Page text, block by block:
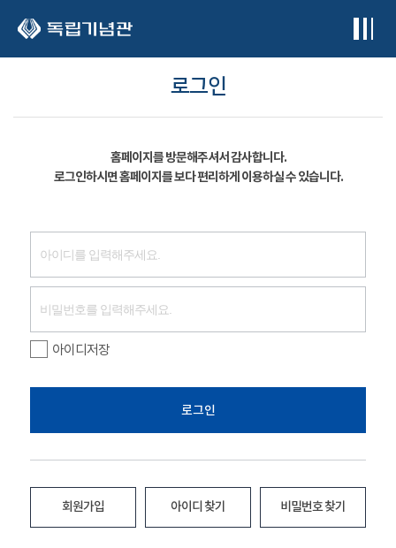
로그인
홈페이지를 방문해주셔서 감사합니다.
로그인하시면 홈페이지를 보다 편리하게 이용하실 수 있습니다.
아이디저장
로그인
회원가입 아이디 찾기 비밀번호 찾기